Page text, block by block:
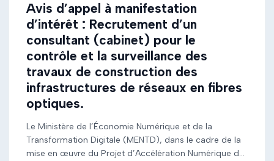
Avis d’appel à manifestation
d’intérêt : Recrutement d’un
consultant (cabinet) pour le
contrôle et la surveillance des
travaux de construction des
infrastructures de réseaux en fibres
optiques.
Le Ministère de l’Économie Numérique et de la
Transformation Digitale (MENTD), dans le cadre de la
mise en œuvre du Projet d’Accélération Numérique du